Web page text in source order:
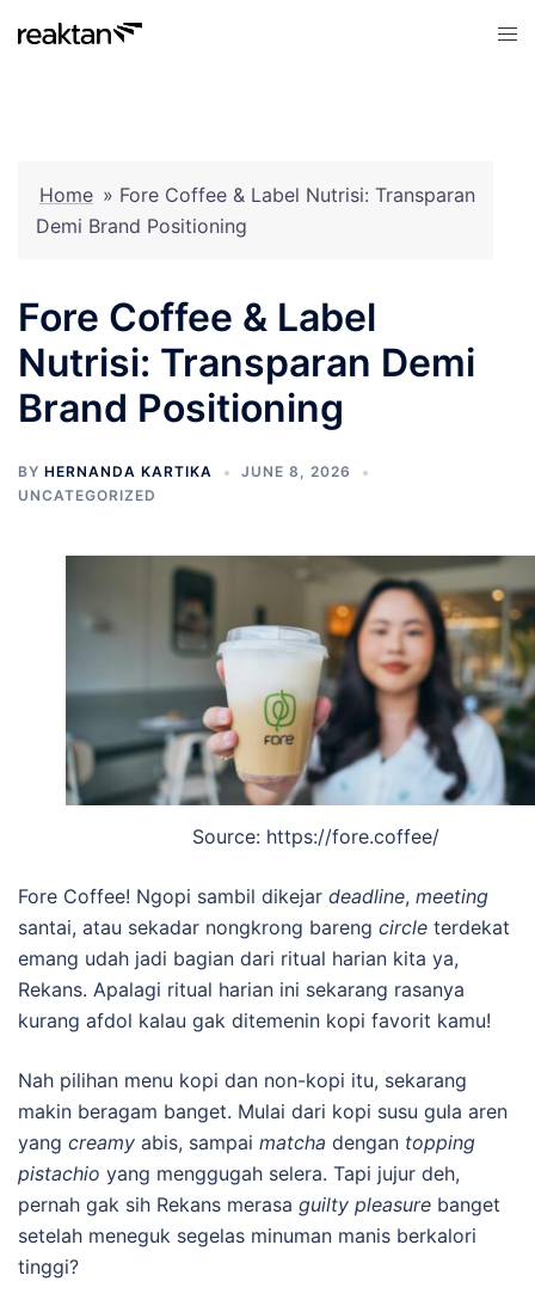
Home » Fore Coffee & Label Nutrisi: Transparan
Demi Brand Positioning
Fore Coffee & Label
Nutrisi: Transparan Demi
Brand Positioning
BY HERNANDA KARTIKA
JUNE 8, 2026
UNCATEGORIZED
Source: https://fore.coffee/
Fore Coffee! Ngopi sambil dikejar deadline, meeting
santai, atau sekadar nongkrong bareng circle terdekat
emang udah jadi bagian dari ritual harian kita ya,
Rekans. Apalagi ritual harian ini sekarang rasanya
kurang afdol kalau gak ditemenin kopi favorit kamu!
Nah pilihan menu kopi dan non-kopi itu, sekarang
makin beragam banget. Mulai dari kopi susu gula aren
yang creamy abis, sampai matcha dengan topping
pistachio yang menggugah selera. Tapi jujur deh,
pernah gak sih Rekans merasa guilty pleasure banget
setelah meneguk segelas minuman manis berkalori
tinggi?